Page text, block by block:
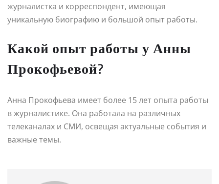
журналистка и корреспондент, имеющая
уникальную биографию и большой опыт работы.
Какой опыт работы у Анны
Прокофьевой?
Анна Прокофьева имеет более 15 лет опыта работы
в журналистике. Она работала на различных
телеканалах и СМИ, освещая актуальные события и
важные темы.